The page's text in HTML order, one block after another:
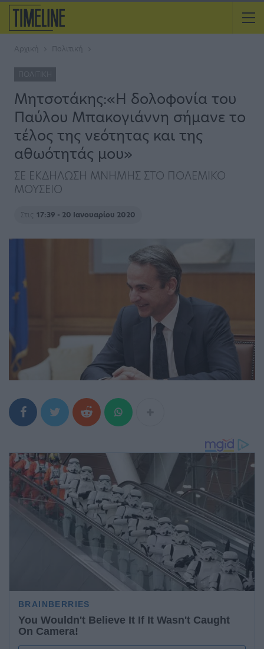
Αρχική Πολιτική
ΠΟΛΙΤΙΚΉ
Μητσοτάκης:«Η δολοφονία του
Παύλου Μπακογιάννη σήμανε το
τέλος της νεότητας και της
αθωότητάς μου»
ΣΕ ΕΚΔΗΛΩΣΗ ΜΝΗΜΗΣ ΣΤΟ ΠΟΛΕΜΙΚΟ
ΜΟΥΣΕΙΟ
Στις 17:39 - 20 Ιανουαρίου 2020